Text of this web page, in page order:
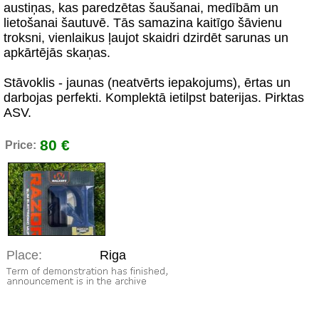
austiņas, kas paredzētas šaušanai, medībām un
lietošanai šautuvē. Tās samazina kaitīgo šāvienu
troksni, vienlaikus ļaujot skaidri dzirdēt sarunas un
apkārtējās skaņas.
Stāvoklis - jaunas (neatvērts iepakojums), ērtas un
darbojas perfekti. Komplektā ietilpst baterijas. Pirktas
ASV.
Price: 80 €
Place: Riga